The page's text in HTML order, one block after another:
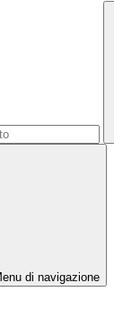
di navigazione